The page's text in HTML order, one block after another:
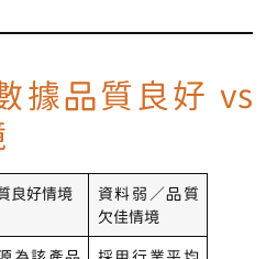
據品質良好 vs
良好情境
資料弱／品質
欠佳情境